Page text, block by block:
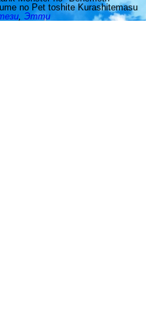
no Pet toshite Kurashitemasu
, Этти